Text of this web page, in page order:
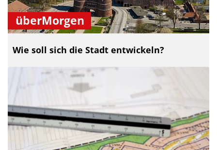
überMorgen
Wie soll sich die Stadt entwickeln?